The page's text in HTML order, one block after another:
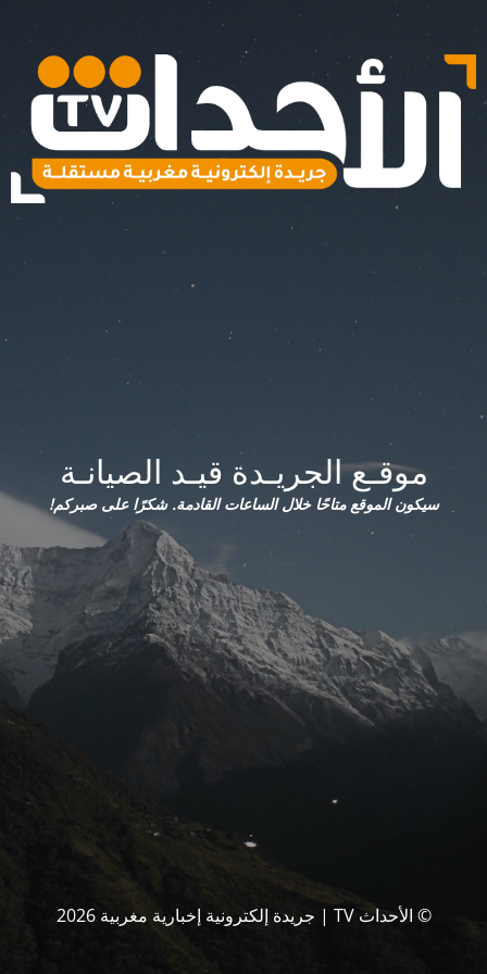
موقـع الجريـدة قيـد الصيانـة
سيكون الموقع متاحًا خلال الساعات القادمة. شكرًا على صبركم!
© الأحداث TV | جريدة إلكترونية إخبارية مغربية 2026